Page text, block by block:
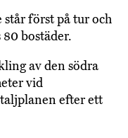
står först på tur och
bostäder.
av den södra
vid
efter ett